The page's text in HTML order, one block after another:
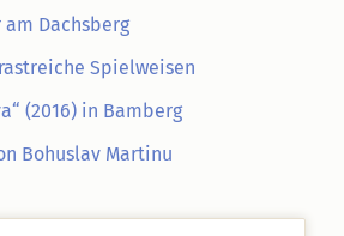
Dachsberg
Spielweisen
(2016) in Bamberg
Bohuslav Martinu